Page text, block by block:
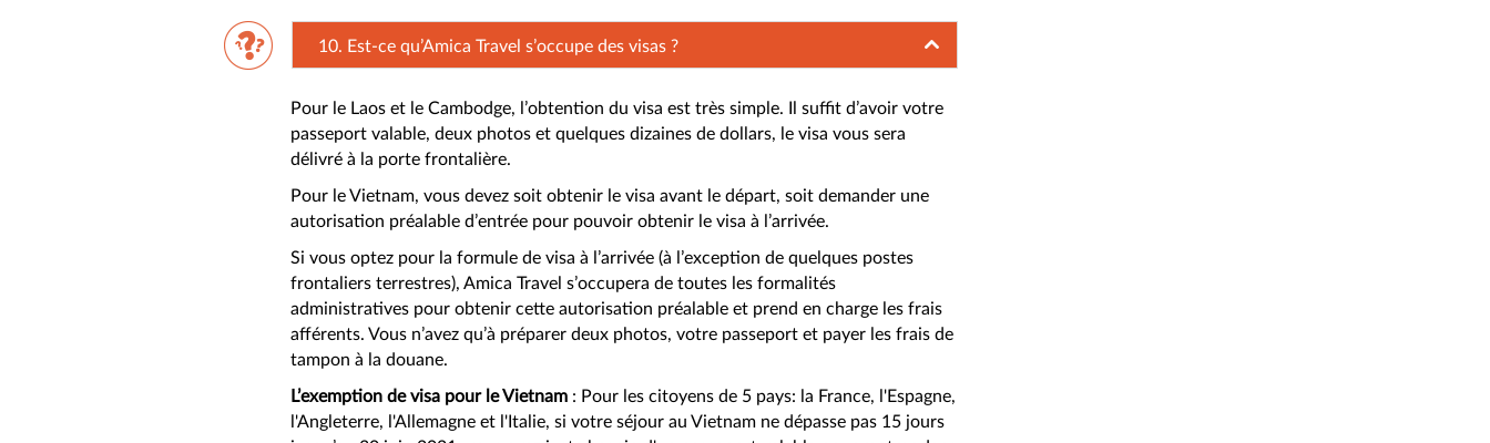
10. Est-ce qu’Amica Travel s’occupe des visas ?
Pour le Laos et le Cambodge, l’obtention du visa est très simple. Il suffit d’avoir votre
passeport valable, deux photos et quelques dizaines de dollars, le visa vous sera
délivré à la porte frontalière.
Pour le Vietnam, vous devez soit obtenir le visa avant le départ, soit demander une
autorisation préalable d’entrée pour pouvoir obtenir le visa à l’arrivée.
Si vous optez pour la formule de visa à l’arrivée (à l’exception de quelques postes
frontaliers terrestres), Amica Travel s’occupera de toutes les formalités
administratives pour obtenir cette autorisation préalable et prend en charge les frais
afférents. Vous n’avez qu’à préparer deux photos, votre passeport et payer les frais de
tampon à la douane.
L’exemption de visa pour le Vietnam : Pour les citoyens de 5 pays: la France, l'Espagne,
l'Angleterre, l'Allemagne et l'Italie, si votre séjour au Vietnam ne dépasse pas 15 jours